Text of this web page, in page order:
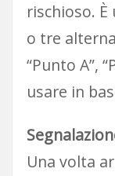
rischioso.
o tre
“Punto A”,
usare in
Una volta